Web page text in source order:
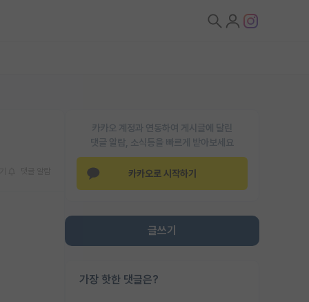
카카오 계정과 연동하여 게시글에 달린
댓글 알람, 소식등을 빠르게 받아보세요
카카오로 시작하기
글쓰기
가장 핫한 댓글은?